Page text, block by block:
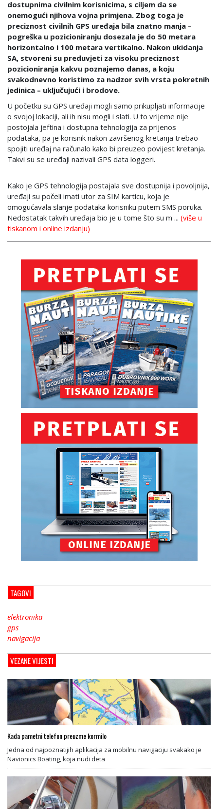
dostupnima civilnim korisnicima, s ciljem da se
onemogući njihova vojna primjena. Zbog toga je
preciznost civilnih GPS uređaja bila znatno manja –
pogreška u pozicioniranju dosezala je do 50 metara
horizontalno i 100 metara vertikalno. Nakon ukidanja
SA, stvoreni su preduvjeti za visoku preciznost
pozicioniranja kakvu poznajemo danas, a koju
svakodnevno koristimo za nadzor svih vrsta pokretnih
jedinica – uključujući i brodove.
U početku su GPS uređaji mogli samo prikupljati informacije
o svojoj lokaciji, ali ih nisu mogli i slati. U to vrijeme nije
postojala jeftina i dostupna tehnologija za prijenos
podataka, pa je korisnik nakon završenog kretanja trebao
spojiti uređaj na računalo kako bi preuzeo povijest kretanja.
Takvi su se uređaji nazivali GPS data loggeri.
Kako je GPS tehnologija postajala sve dostupnija i povoljnija,
uređaji su počeli imati utor za SIM karticu, koja je
omogućavala slanje podataka korisniku putem SMS poruka.
Nedostatak takvih uređaja bio je u tome što su m ... (više u
tiskanom i online izdanju)
TAGOVI
elektronika
gps
navigacija
VEZANE VIJESTI
Kada pametni telefon preuzme kormilo
Jedna od najpoznatijih aplikacija za mobilnu navigaciju svakako je
Navionics Boating, koja nudi deta